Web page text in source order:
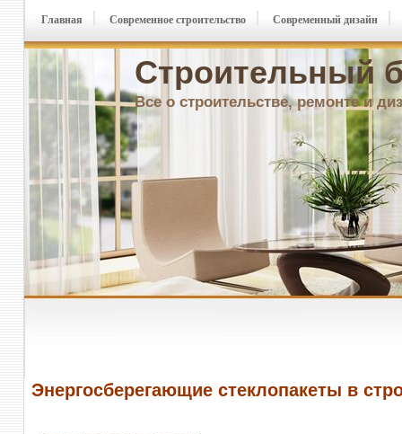
Строительный
Все о строительстве, ремонте и
Главная Современное строительство Современный дизайн
Энергосберегающие стеклопакеты в